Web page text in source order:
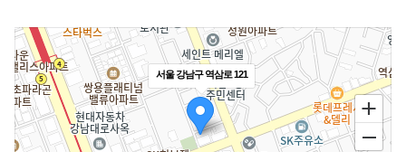
서울 강남구 역삼로 121